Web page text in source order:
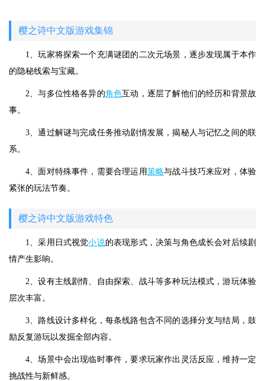
樱之诗中文版游戏集锦
1、玩家将探索一个充满谜团的二次元场景，逐步发现属于本作
的隐秘线索与宝藏。
2、与多位性格各异的角色互动，逐层了解他们的经历和背景故
事。
3、通过解谜与完成任务推动剧情发展，揭秘人与记忆之间的联
系。
4、面对特殊事件，需要合理运用策略与战斗技巧来应对，体验
紧张的玩法节奏。
樱之诗中文版游戏特色
1、采用日式视觉小说的表现形式，决策与角色成长会对后续剧
情产生影响。
2、设有主线剧情、自由探索、战斗等多种玩法模式，游玩体验
层次丰富。
3、路线设计多样化，每条线路包含不同的选择分支与结局，鼓
励反复游玩以发掘全部内容。
4、场景中会出现临时事件，要求玩家作出灵活反应，维持一定
挑战性与新鲜感。